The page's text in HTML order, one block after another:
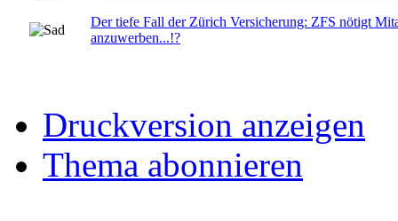
Der tiefe Fall der Zürich Versicherung: ZFS nötigt
anzuwerben...!?
Druckversion anzeigen
Thema abonnieren